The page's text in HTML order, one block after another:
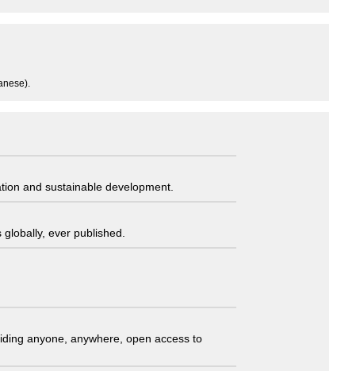
and sustainable development.
ever published.
anyone, anywhere, open access to